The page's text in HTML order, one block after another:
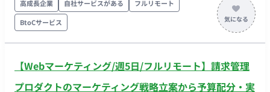
リエイティブ管理 ・各種Web広告（SNS広告、リスティング
等）の入稿、数値モニタリング、改善 ・CRM施策（公式LINE・
メルマガ等）の運用 ・ユーザーの継続率やLTVを高めるため
テンツ・メディアの運用実務 ・新しく立ち上げるサブドメイン
内でのメディア運用、コンテンツ作成の進行管理（カニバリの
高成長企業 自社サービスがある
フルリモート
BtoCサービス
【Webマーケティング/週5日/フルリモート】請求管理
プロダクトのマーケティング戦略立案から予算配分・実